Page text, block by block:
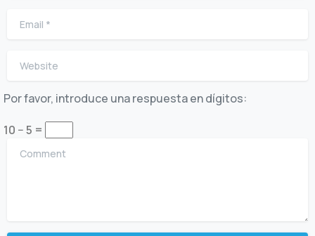
Por favor, introduce una respuesta en dígitos:
10 − 5 =